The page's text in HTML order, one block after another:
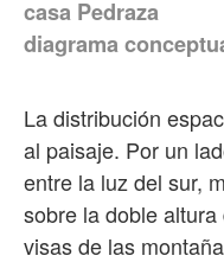
casa Pedraza
diagrama
La distribución
al paisaje. Por un
entre la luz del sur,
sobre la doble
visas de las